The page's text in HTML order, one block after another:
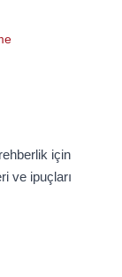
için
ve ipuçları